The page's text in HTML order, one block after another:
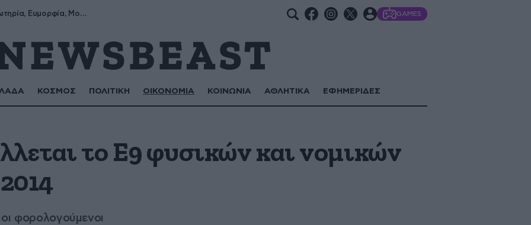
Σωτήρης, Σωτηρία, Ευμορφία, Μορφούλα GAMES
ΚΟΣΜΟΣ ΠΟΛΙΤΙΚΗ ΟΙΚΟΝΟΜΙΑ ΚΟΙΝΩΝΙΑ ΑΘΛΗΤΙΚΑ ΕΦΗΜΕΡΙΔΕΣ
το Ε9 φυσικών και νομικών
φορολογούμενοι